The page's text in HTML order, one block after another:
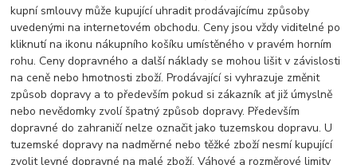
kupní smlouvy může kupující uhradit prodávajícímu způsoby
uvedenými na internetovém obchodu. Ceny jsou vždy viditelné po
kliknutí na ikonu nákupního košíku umístěného v pravém horním
rohu. Ceny dopravného a další náklady se mohou lišit v závislosti
na ceně nebo hmotnosti zboží. Prodávající si vyhrazuje změnit
způsob dopravy a to především pokud si zákazník ať již úmyslně
nebo nevědomky zvolí špatný způsob dopravy. Především
dopravné do zahraničí nelze označit jako tuzemskou dopravu. U
tuzemské dopravy na nadměrné nebo těžké zboží nesmí kupující
zvolit levné dopravné na malé zboží. Váhové a rozměrové limity